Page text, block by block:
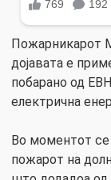
Пожарникарот
дојавата е
побарано од
електрична
Во моментот се
пожарот на